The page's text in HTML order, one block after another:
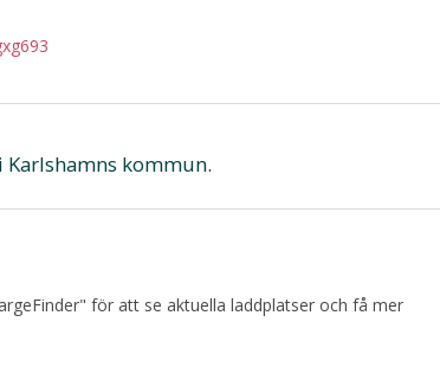
Karlshamns kommun.
för att se aktuella laddplatser och få mer